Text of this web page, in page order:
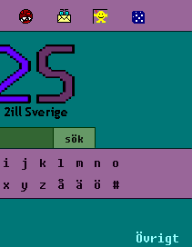
i j k l m n
o
x y z å ä ö #
Övrigt